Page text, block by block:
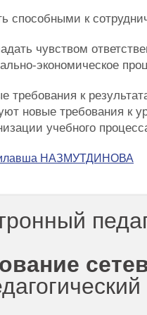
способными к
чувством
экономическое
требования к
новые требования к
учебного
НАЗМУТДИНОВА